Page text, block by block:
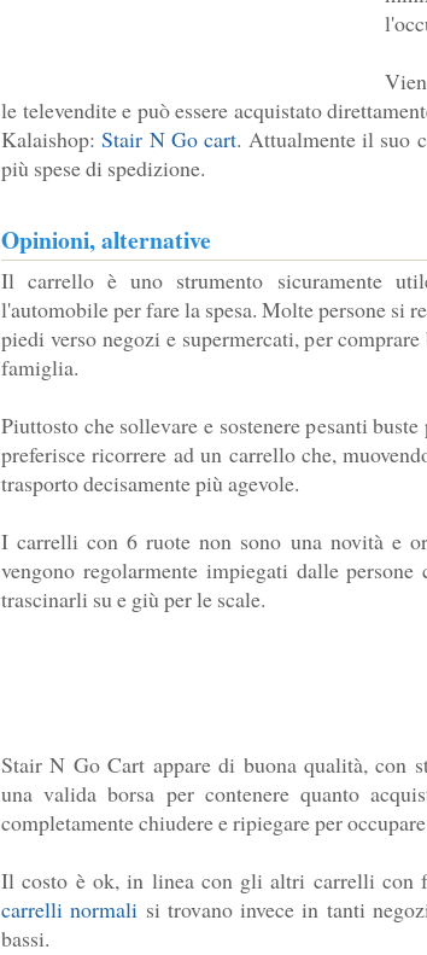
le televendite e può essere acquistato
Kalaishop:Stair N Go cart. Attualmente il suo
più spese di spedizione.
Opinioni, alternative
Il carrello è uno strumento sicuramente
l'automobile per fare la spesa. Molte persone si
piedi verso negozi e supermercati, per
famiglia.
Piuttosto che sollevare e sostenere pesanti
preferisce ricorrere ad un carrello che,
trasporto decisamente più agevole.
I carrelli con 6 ruote non sono una novità e
vengono regolarmente impiegati dalle persone
trascinarli su e giù per le scale.
Stair N Go Cart appare di buona qualità, con
una valida borsa per contenere quanto
completamente chiudere e ripiegare per
Il costo è ok, in linea con gli altri carrelli con
carrelli normali si trovano invece in tanti
bassi.